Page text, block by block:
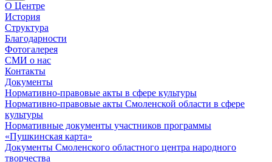
О Центре
История
Структура
Благодарности
Фотогалерея
СМИ о нас
Контакты
Документы
Нормативно-правовые акты в сфере культуры
Нормативно-правовые акты Смоленской области в сфере
культуры
Нормативные документы участников программы
«Пушкинская карта»
Документы Смоленского областного центра народного
творчества